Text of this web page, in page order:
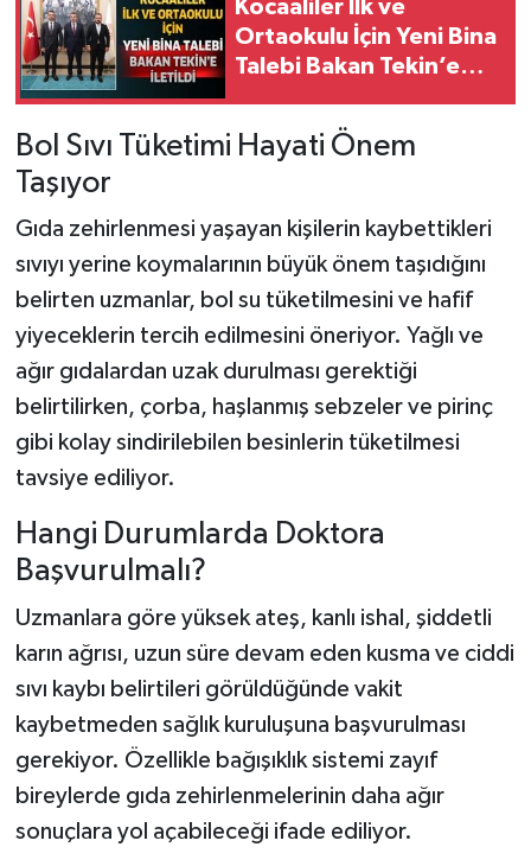
Kocaaliler İlk ve
Ortaokulu İçin Yeni Bina
Talebi Bakan Tekin’e
Bol Sıvı Tüketimi Hayati Önem
Taşıyor
Gıda zehirlenmesi yaşayan kişilerin kaybettikleri
sıvıyı yerine koymalarının büyük önem taşıdığını
belirten uzmanlar, bol su tüketilmesini ve hafif
yiyeceklerin tercih edilmesini öneriyor. Yağlı ve
ağır gıdalardan uzak durulması gerektiği
belirtilirken, çorba, haşlanmış sebzeler ve pirinç
gibi kolay sindirilebilen besinlerin tüketilmesi
tavsiye ediliyor.
Hangi Durumlarda Doktora
Başvurulmalı?
Uzmanlara göre yüksek ateş, kanlı ishal, şiddetli
karın ağrısı, uzun süre devam eden kusma ve ciddi
sıvı kaybı belirtileri görüldüğünde vakit
kaybetmeden sağlık kuruluşuna başvurulması
gerekiyor. Özellikle bağışıklık sistemi zayıf
bireylerde gıda zehirlenmelerinin daha ağır
sonuçlara yol açabileceği ifade ediliyor.